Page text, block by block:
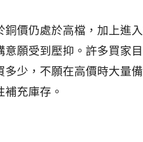
價仍處於高檔，加上進
願受到壓抑。許多買家
少，不願在高價時大量備
充庫存。